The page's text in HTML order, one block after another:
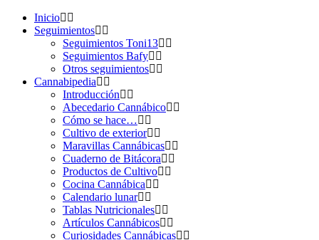
Inicio
Seguimientos
Seguimientos Toni13
Seguimientos Bafy
Otros seguimientos
Cannabipedia
Introducción
Abecedario Cannábico
Cómo se hace…
Cultivo de exterior
Maravillas Cannábicas
Cuaderno de Bitácora
Productos de Cultivo
Cocina Cannábica
Calendario lunar
Tablas Nutricionales
Artículos Cannábicos
Curiosidades Cannábicas